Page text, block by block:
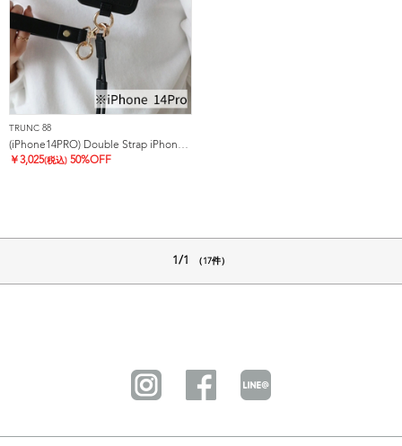
TRUNC 88
(iPhone14PRO) Double Strap iPhone Case
￥3,025(税込) 50%OFF
1/1 （17件）